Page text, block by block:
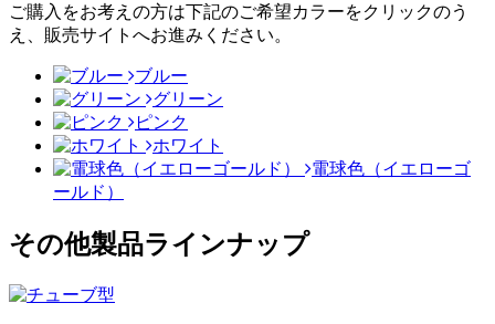
ご購入をお考えの方は下記のご希望カラーをクリックのう
え、販売サイトへお進みください。
ブルー
グリーン
ピンク
ホワイト
電球色（イエローゴ
ールド）
その他製品ラインナップ